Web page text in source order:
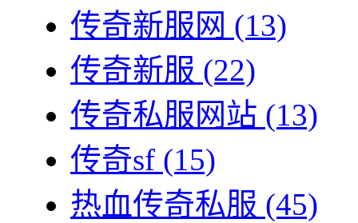
传奇新服网 (13)
传奇新服 (22)
传奇私服网站 (13)
传奇sf (15)
热血传奇私服 (45)